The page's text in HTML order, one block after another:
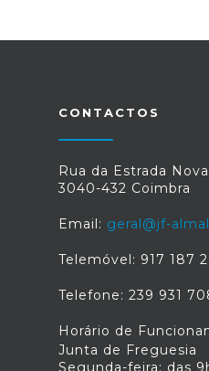
CONTACTOS
Rua da Estrada
3040-432 Coimbra
Email: geral@jf-
Telemóvel: 917 187
Telefone: 239 931
Horário de
Junta de Freguesia
Segunda-feira: das